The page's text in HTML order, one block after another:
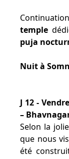
temple
puja
Nuit à
J 12 -
–
Selon la
que nous
été